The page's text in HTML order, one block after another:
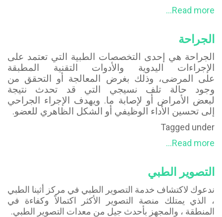
Read more...
الجراحة
الجراحة هي إحدى التخصصات الطبية التي تعتمد على
الإجراءات اليدوية والأدوات التقنية المطبقة
على المرضى، وذلك بغرض المعالجة أو التحقق من
وجود حالة تلف نسيجي التي قد تحدث نتيجة
لبعض الأمراض أو لإصابة ما. ويهدف الإجراء الجراحي
إلى تحسين الأداء الوظيفي أو الشكل الظاهري للعضو.
Tagged under
Read more...
التصوير الطبي
ندعوك لاكتشاف خدمة التصوير الطبي في مركز أثينا الطبي
، الذي يمتلك منصة التصوير الأكثر اكتمالاً وكفاءة في
المنطقة ، والمجهز بأحدث جيل من معدات التصوير الطبي.